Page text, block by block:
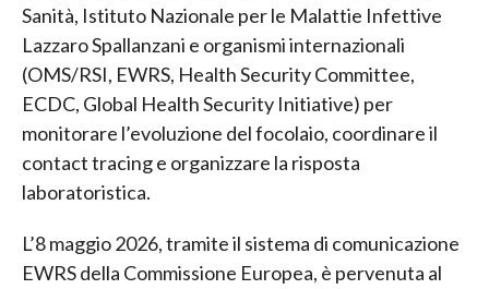
Sanità, Istituto Nazionale per le Malattie Infettive
Lazzaro Spallanzani e organismi internazionali
(OMS/RSI, EWRS, Health Security Committee,
ECDC, Global Health Security Initiative) per
monitorare l’evoluzione del focolaio, coordinare il
contact tracing e organizzare la risposta
laboratoristica.
L’8 maggio 2026, tramite il sistema di comunicazione
EWRS della Commissione Europea, è pervenuta al